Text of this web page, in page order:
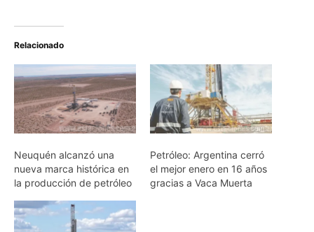
Relacionado
Neuquén alcanzó una
nueva marca histórica en
la producción de petróleo
Petróleo: Argentina cerró
el mejor enero en 16 años
gracias a Vaca Muerta